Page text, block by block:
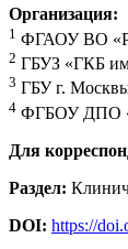
Организация:
1 ФГАОУ ВО
2 ГБУЗ «ГКБ
3 ГБУ г.
4 ФГБОУ ДПО
Для
Раздел:
DOI: https://